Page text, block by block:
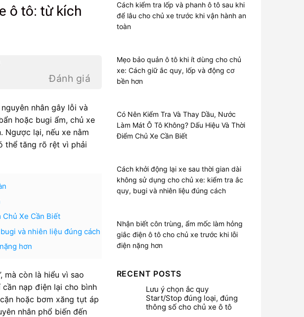
ô tô: từ kích
Đánh giá
nhân gây lỗi và
hoặc bugi ẩm, chủ xe
Ngược lại, nếu xe nằm
thể tăng rõ rệt vì phải
Chủ Xe Cần Biết
và nhiên liệu đúng cách
hơn
mà còn là hiểu vì sao
nạp điện lại cho bình
hoặc bơm xăng tụt áp
nhân phổ biến đến
Cách kiểm tra lốp và phanh ô tô sau khi
để lâu cho chủ xe trước khi vận hành an
toàn
Mẹo bảo quản ô tô khi ít dùng cho chủ
xe: Cách giữ ắc quy, lốp và động cơ
bền hơn
Có Nên Kiểm Tra Và Thay Dầu, Nước
Làm Mát Ô Tô Không? Dấu Hiệu Và Thời
Điểm Chủ Xe Cần Biết
Cách khởi động lại xe sau thời gian dài
không sử dụng cho chủ xe: kiểm tra ắc
quy, bugi và nhiên liệu đúng cách
Nhận biết côn trùng, ẩm mốc làm hỏng
giắc điện ô tô cho chủ xe trước khi lỗi
điện nặng hơn
RECENT POSTS
Lưu ý chọn ắc quy
Start/Stop đúng loại, đúng
thông số cho chủ xe ô tô